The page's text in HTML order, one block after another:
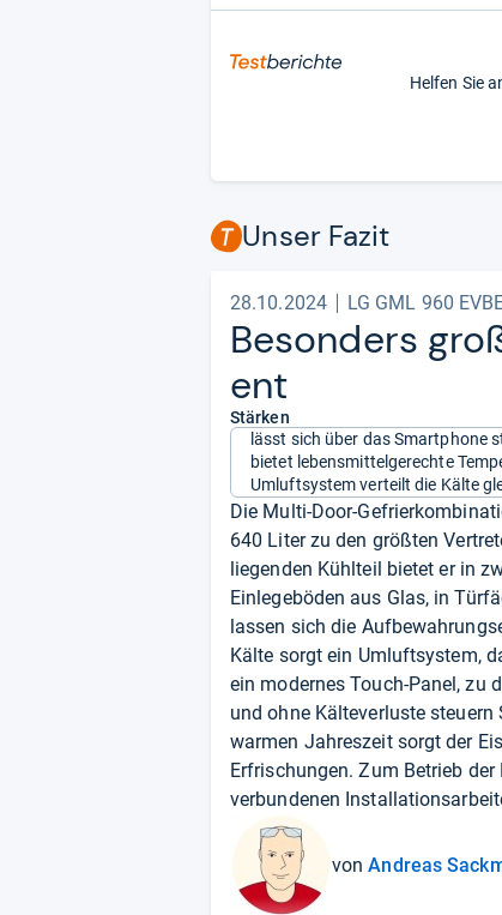
Helfen Sie
Unser Fazit
28.10.2024 LG GML 960
Beson­ders
ent
Stärken
lässt sich über das Smartphone
bietet lebensmittelgerechte
Umluftsystem verteilt die Kälte
Die Multi-Door-
640 Liter zu den größten
liegenden Kühlteil bietet er in
Einlegeböden aus Glas, in
lassen sich die
Kälte sorgt ein Umluftsystem,
ein modernes Touch-Panel, zu
und ohne Kälteverluste
warmen Jahreszeit sorgt der
Erfrischungen. Zum Betrieb
verbundenen
vonAndreas